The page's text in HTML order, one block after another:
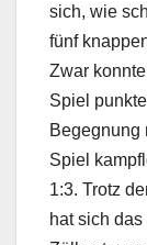
sich, wie
fünf
Zwar
Spiel
Begegnung
Spiel
1:3. Trotz
hat sich